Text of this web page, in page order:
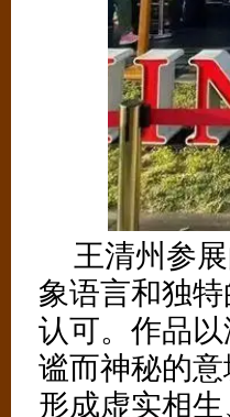
王清州参
象语言和独
认可。作品
谧而神秘的
形成虚实相